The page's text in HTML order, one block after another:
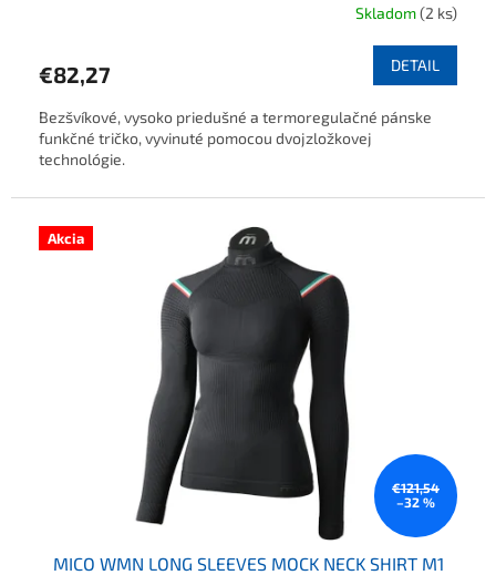
Skladom(2 ks)
€82,27 DETAIL
Bezšvíkové, vysoko priedušné a termoregulačné pánske
funkčné tričko, vyvinuté pomocou dvojzložkovej
technológie.
Akcia
€121,54
–32 %
MICO WMN LONG SLEEVES MOCK NECK SHIRT M1